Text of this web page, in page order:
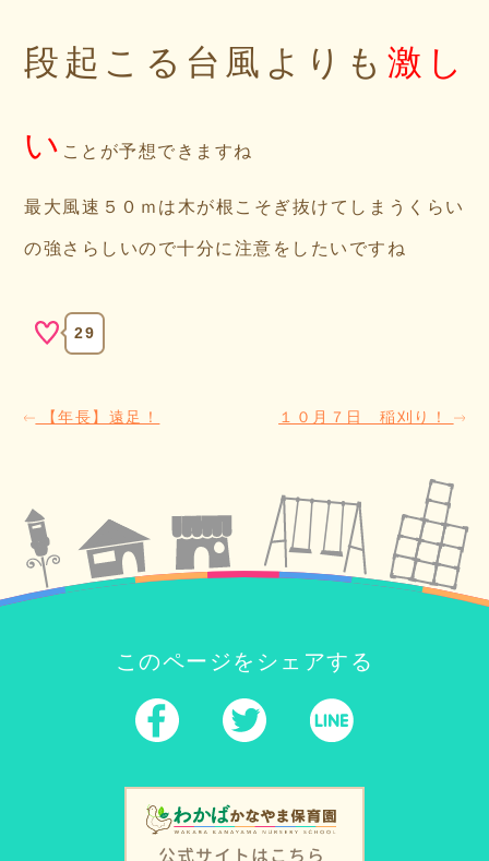
段起こる台風よりも 激し
い ことが予想できますね
最大風速５０ｍは木が根こそぎ抜けてしまうくらい
の強さらしいので十分に注意をしたいですね
29
【年長】遠足！ １０月７日 稲刈り！
このページをシェアする
公式サイトはこちら